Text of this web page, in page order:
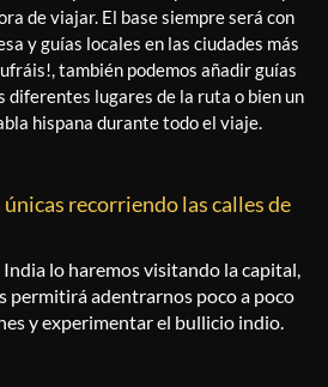
de viajar. El base siempre será con
y guías locales en las ciudades más
también podemos añadir guías
diferentes lugares de la ruta o bien un
hispana durante todo el viaje.
recorriendo las calles de
lo haremos visitando la capital,
permitirá adentrarnos poco a poco
y experimentar el bullicio indio.